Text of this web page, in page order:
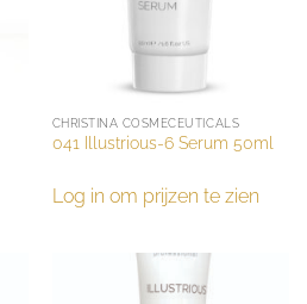
CHRISTINA COSMECEUTICALS
041 Illustrious-6 Serum 50ml
Log in om prijzen te zien